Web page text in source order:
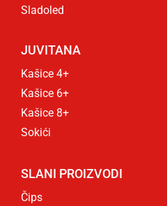
Sladoled
JUVITANA
Kašice 4+
Kašice 6+
Kašice 8+
Sokići
SLANI PROIZVODI
Čips